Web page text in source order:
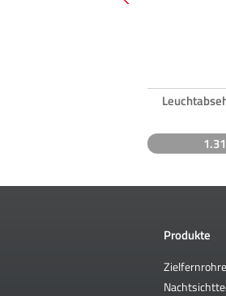
Produkte
Zielfernrohre